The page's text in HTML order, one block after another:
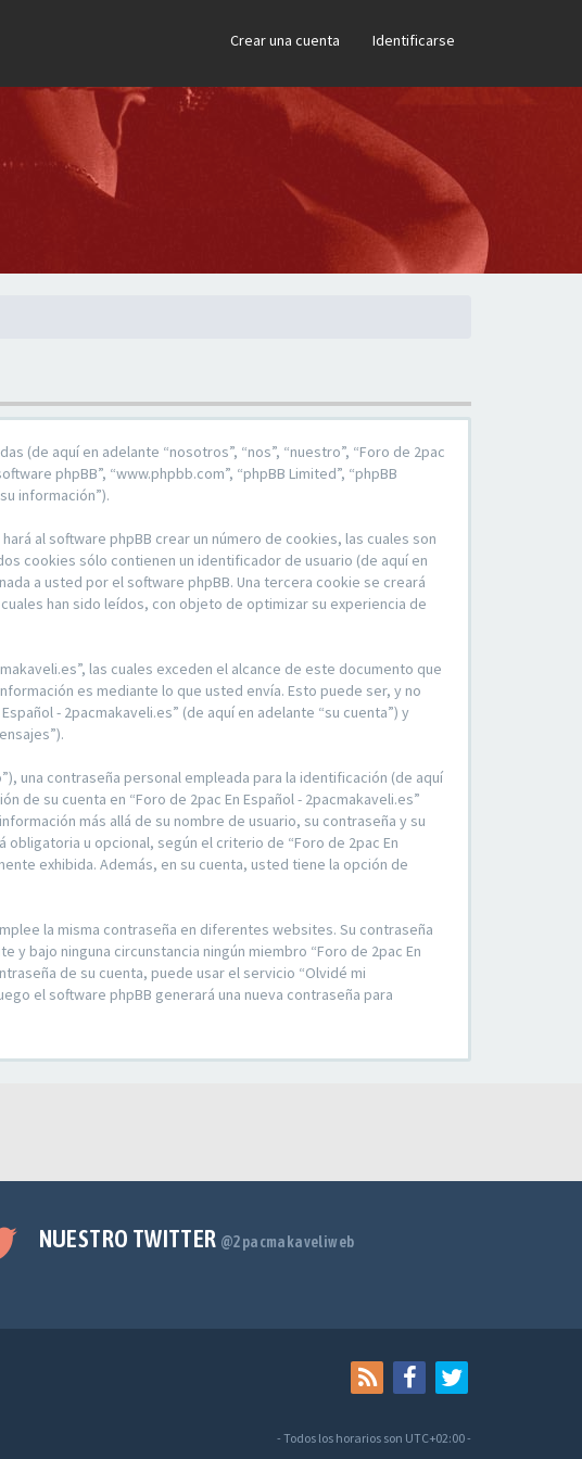
Crear una cuenta Identificarse
(de aquí en adelante “nosotros”, “nos”, “nuestro”, “Foro de 2pac
phpBB”, “www.phpbb.com”, “phpBB Limited”, “phpBB
información”).
al software phpBB crear un número de cookies, las cuales son
cookies sólo contienen un identificador de usuario (de aquí en
a usted por el software phpBB. Una tercera cookie se creará
han sido leídos, con objeto de optimizar su experiencia de
las cuales exceden el alcance de este documento que
es mediante lo que usted envía. Esto puede ser, y no
- 2pacmakaveli.es” (de aquí en adelante “su cuenta”) y
una contraseña personal empleada para la identificación (de aquí
de su cuenta en “Foro de 2pac En Español - 2pacmakaveli.es”
más allá de su nombre de usuario, su contraseña y su
u opcional, según el criterio de “Foro de 2pac En
exhibida. Además, en su cuenta, usted tiene la opción de
la misma contraseña en diferentes websites. Su contraseña
y bajo ninguna circunstancia ningún miembro “Foro de 2pac En
de su cuenta, puede usar el servicio “Olvidé mi
el software phpBB generará una nueva contraseña para
NUESTRO TWITTER @2pacmakaveliweb
- Todos los horarios son UTC+02:00-